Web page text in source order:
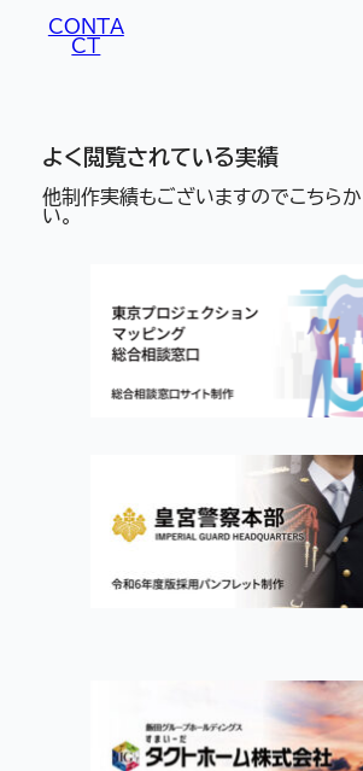
CONTA
CT
よく閲覧されている実績
他制作実績もございますのでこちら
い。